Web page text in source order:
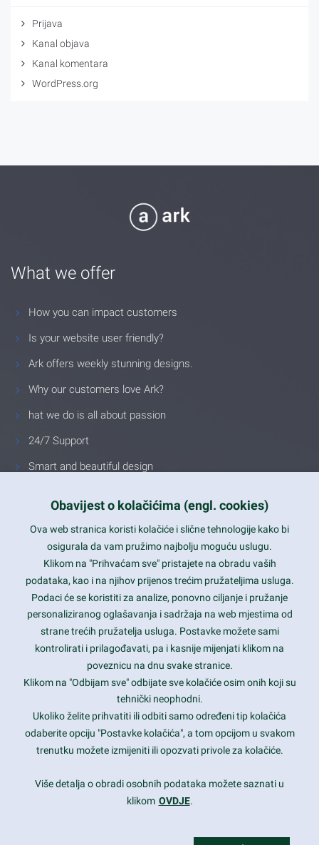
Prijava
Kanal objava
Kanal komentara
WordPress.org
What we offer
How you can impact customers
Is your website user friendly?
Ark offers weekly stunning designs.
Why our customers love Ark?
hat we do is all about passion
24/7 Support
Smart and beautiful design
Latest trends and much more...
Contact Info
1600 Amphitheatre Parkway, Mountain View, CA 94043
prothemes.net@gmail.com
Daily: 9:00 am - 6:00 pm
Sunday: Closed
Copyright 2017FRESHFACE© All Rights Reserved
Obavijest o kolačićima (engl. cookies)
Ova web stranica koristi kolačiće i slične tehnologije kako bi
osigurala da vam pružimo najbolju moguću uslugu.
Klikom na "Prihvaćam sve" pristajete na obradu vaših
podataka, kao i na njihov prijenos trećim pružateljima usluga.
Podaci će se koristiti za analize, ponovno ciljanje i pružanje
personaliziranog oglašavanja i sadržaja na web mjestima od
strane trećih pružatelja usluga. Postavke možete sami
kontrolirati i prilagođavati, pa i kasnije mijenjati klikom na
poveznicu na dnu svake stranice.
Klikom na "Odbijam sve" odbijate sve kolačiće osim onih koji su
tehnički neophodni.
Ukoliko želite prihvatiti ili odbiti samo određeni tip kolačića
odaberite opciju "Postavke kolačića", a tom opcijom u svakom
trenutku možete izmijeniti ili opozvati privole za kolačiće.
Više detalja o obradi osobnih podataka možete saznati u
klikom OVDJE.